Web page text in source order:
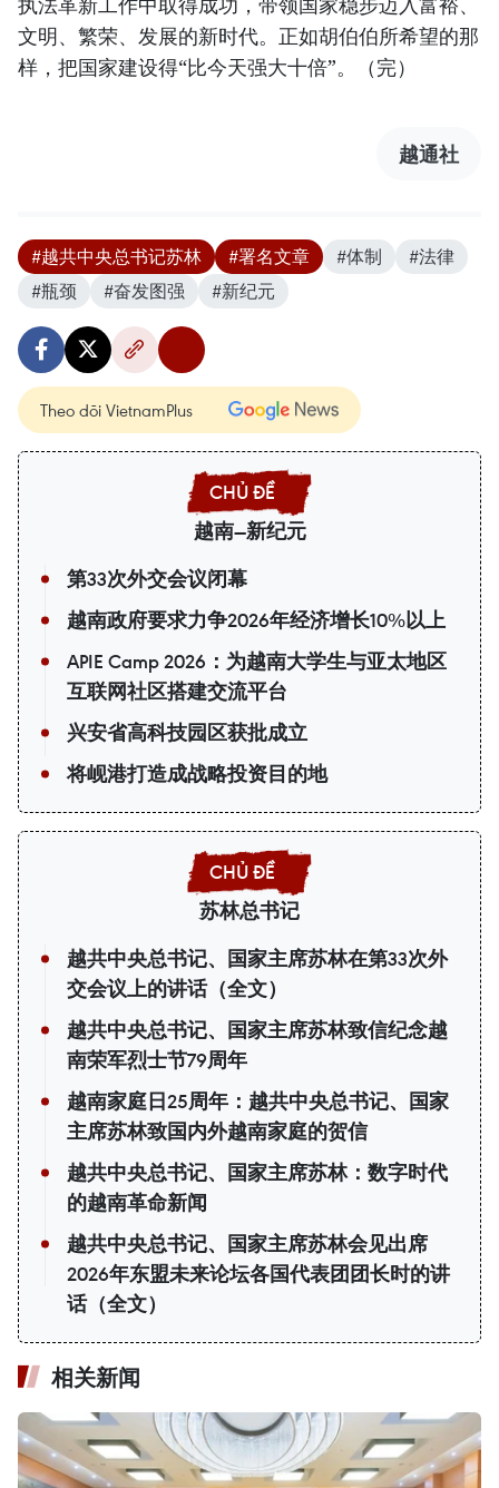
文明、繁荣、发展的新时代。正如胡伯伯所希望的那
样，把国家建设得“比今天强大十倍”。（完）
越通社
#越共中央总书记苏林 #署名文章 #体制
#法律
#瓶颈
#奋发图强 #新纪元
Theo dõi VietnamPlus
越南—新纪元
第33次外交会议闭幕
越南政府要求力争2026年经济增长10%以上
APIE Camp 2026：为越南大学生与亚太地区
互联网社区搭建交流平台
兴安省高科技园区获批成立
将岘港打造成战略投资目的地
苏林总书记
越共中央总书记、国家主席苏林在第33次外
交会议上的讲话（全文）
越共中央总书记、国家主席苏林致信纪念越
南荣军烈士节79周年
越南家庭日25周年：越共中央总书记、国家
主席苏林致国内外越南家庭的贺信
越共中央总书记、国家主席苏林：数字时代
的越南革命新闻
越共中央总书记、国家主席苏林会见出席
2026年东盟未来论坛各国代表团团长时的讲
话（全文）
相关新闻